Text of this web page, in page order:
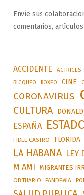
Envíe sus
comentarios, artículos
ACCIDENTE ACTRICES
BLOQUEO BOXEO CINE
CORONAVIRUS
CULTURA
ESPAÑA
FIDEL CASTRO FLORIDA
LA HABANA LEY
MIAMI MIGRANTES
OBITUARIO PANDEMIA